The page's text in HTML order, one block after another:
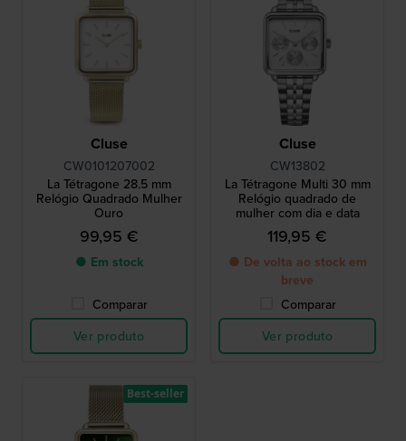
Cluse
CW0101207002
La Tétragone 28.5 mm
Relógio Quadrado Mulher
Ouro
99,95 €
● Em stock
Comparar
Ver produto
Cluse
CW13802
La Tétragone Multi 30 mm
Relógio quadrado de
mulher com dia e data
119,95 €
● De volta ao stock em
breve
Comparar
Ver produto
Best-seller